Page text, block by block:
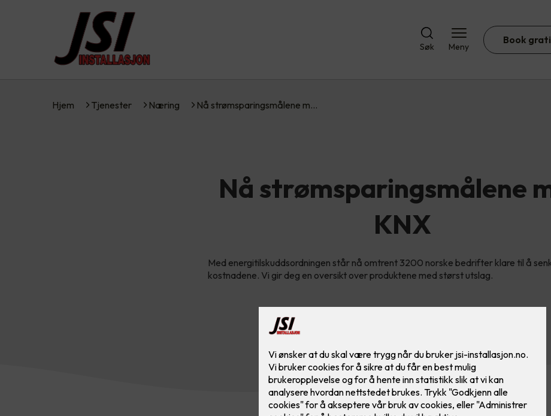
Søk Meny
Book
Hjem Tjenester Næring Nå strømsparingsmålene m…
Nå strømsparingsmålene
KNX
Med energitilskuddsordningen står nå omtrent 3200 norske bedrifter klare til å
kostnadene. Vi gir deg en oversikt over produktene med størst utslag.